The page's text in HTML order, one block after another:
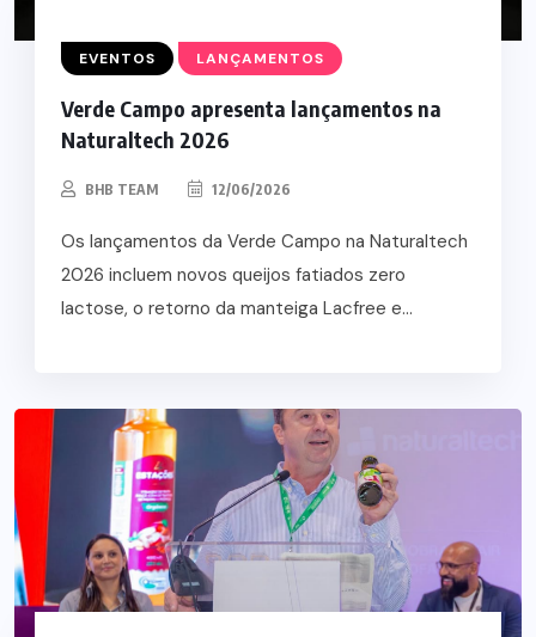
EVENTOS LANÇAMENTOS
Verde Campo apresenta lançamentos na
Naturaltech 2026
BHB TEAM 12/06/2026
Os lançamentos da Verde Campo na Naturaltech
2026 incluem novos queijos fatiados zero
lactose, o retorno da manteiga Lacfree e...